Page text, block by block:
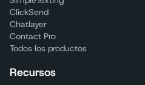
ClickSend
Chatlayer
Contact Pro
Todos los productos
Recursos